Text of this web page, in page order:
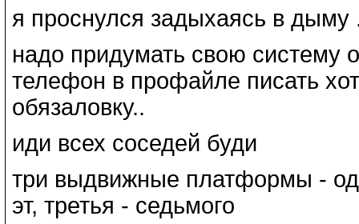
я проснулся задыхаясь в дыму
надо придумать свою систему
телефон в профайле писать
обязаловку..
иди всех соседей буди
три выдвижные платформы -
эт, третья - седьмого